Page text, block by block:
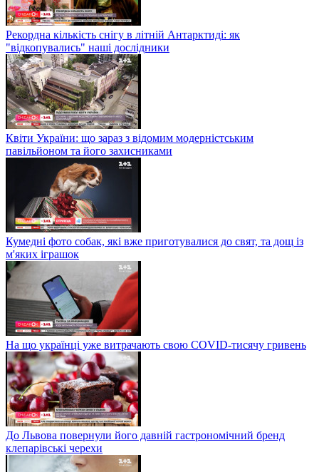
Рекордна кількість снігу в літній Антарктиді: як
"відкопувались" наші дослідники
Квіти України: що зараз з відомим модерністським
павільйоном та його захисниками
Кумедні фото собак, які вже приготувалися до свят, та дощ із
м'яких іграшок
На що українці уже витрачають свою COVID-тисячу гривень
До Львова повернули його давній гастрономічний бренд
клепарівські черехи